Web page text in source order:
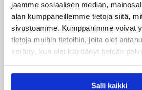
jaamme sosiaalisen median,
alan kumppaneillemme tietoja siitä,
sivustoamme. Kumppanimme voivat
tietoja muihin tietoihin, joita olet
kerätty, kun olet käyttänyt heidän
Salli kaikki
Naisten joukkue nappasi
voittoa neljästä ottelustaan, kun
joukkue haastoi vastustajiaan
kamppailuissa, mutta jäi tällä
voittoja.